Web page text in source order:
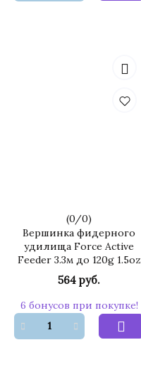
(0/0)
Вершинка фидерного
удилища Force Active
Feeder 3.3м до 120g 1.5oz
564 руб.
6 бонусов при покупке!